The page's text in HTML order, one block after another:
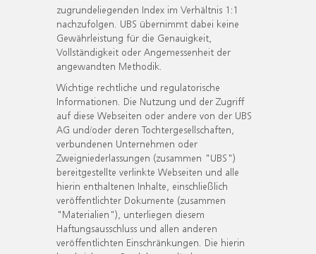
zugrundeliegenden Index im Verhältnis 1:1
nachzufolgen. UBS übernimmt dabei keine
Gewährleistung für die Genauigkeit,
Vollständigkeit oder Angemessenheit der
angewandten Methodik.
Wichtige rechtliche und regulatorische
Informationen. Die Nutzung und der Zugriff
auf diese Webseiten oder andere von der UBS
AG und/oder deren Tochtergesellschaften,
verbundenen Unternehmen oder
Zweigniederlassungen (zusammen "UBS")
bereitgestellte verlinkte Webseiten und alle
hierin enthaltenen Inhalte, einschließlich
veröffentlichter Dokumente (zusammen
"Materialien"), unterliegen diesem
Haftungsausschluss und allen anderen
veröffentlichten Einschränkungen. Die hierin